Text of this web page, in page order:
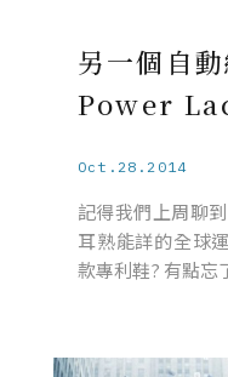
另一個自
Power
Oct.28.2014
記得我們上周聊
耳熟能詳的全球
款專利鞋? 有點